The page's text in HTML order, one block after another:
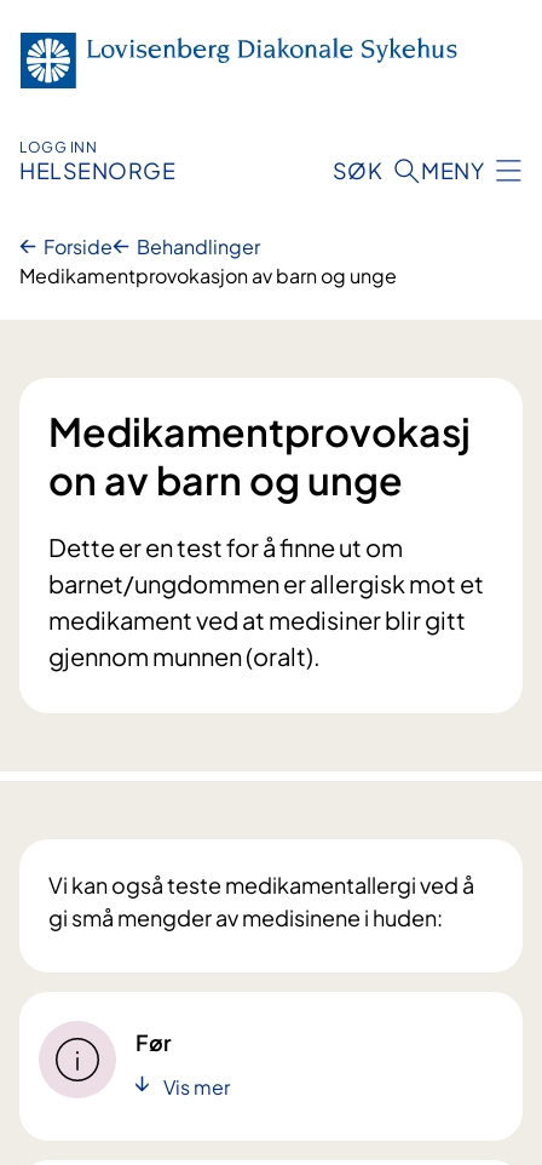
innhold
LOGG INN
HELSENORGE SØK MENY
Forside
Behandlinger
Medikamentprovokasjon av barn og unge
Medikamentprovokasj
on av barn og unge
Dette er en test for å finne ut om
barnet/ungdommen er allergisk mot et
medikament ved at medisiner blir gitt
gjennom munnen (oralt).
Vi kan også teste medikamentallergi ved å
gi små mengder av medisinene i huden:
Før
Vis mer